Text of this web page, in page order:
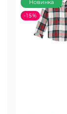
Новинка
-15%